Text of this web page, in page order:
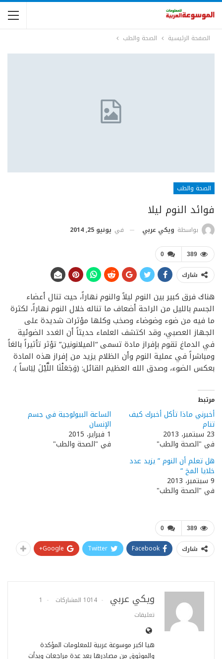
الصفحة الرئيسية الصحة والطب
الصحة والطب
فوائد النوم ليلا
بواسطة ويكي عربي في يونيو 25, 2014
0 389
شارك
هناك فرق كبير بين النوم ليلاً والنوم نهاراً، حيث تنال أعضاء
الجسم بالليل من الراحة أضعاف ما تناله خلال النوم نهاراً، لكثرة
ما فيه من ضوء وضوضاء وصخب وكلها مؤثرات شديدة على
الجهاز العصبي، وقد اكتشف العلماء حديثاً أن الغدد الضوئية
في الدماغ تقوم بإفراز مادة تسمى “الميلانونين” تؤثر تأثيراً بالغاً
ومباشراً في عملية النوم وأن الظلام يزيد من إفراز هذه المادة
بعكس الضوء، وصدق الله العظيم القائل: (وَجَعَلْنَا اللَّيْلَ لِبَاساً ).
مرتبط
أخبرني ماذا تأكل أخبرك كيف
تنام
23 سبتمبر، 2013
في "الصحة والطب"
الساعة البيولوجية في جسم
الإنسان
1 فبراير، 2015
في "الصحة والطب"
هل تعلم أن النوم ” يزيد عدد
خلايا المخ “
9 سبتمبر، 2013
في "الصحة والطب"
0 389
شارك Facebook
Twitter
Google+
ويكي عربي 1014 المشاركات
1
تعليقات
هيا اكبر موسوعة عربية للمعلومات المؤكدة
والموثوق من مصادرها بعد عدة مراجعات وبدأت